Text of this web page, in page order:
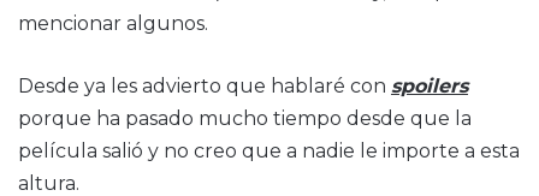
mencionar algunos.
Desde ya les advierto que hablaré con spoilers
porque ha pasado mucho tiempo desde que la
película salió y no creo que a nadie le importe a esta
altura.